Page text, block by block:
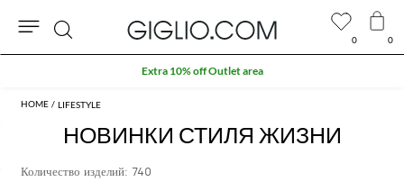
LIFESTYLE
НОВИНКИ СТИЛЯ ЖИЗНИ
Количество изделий: 740
0 0
Поиск
Extra 10% off Outlet area